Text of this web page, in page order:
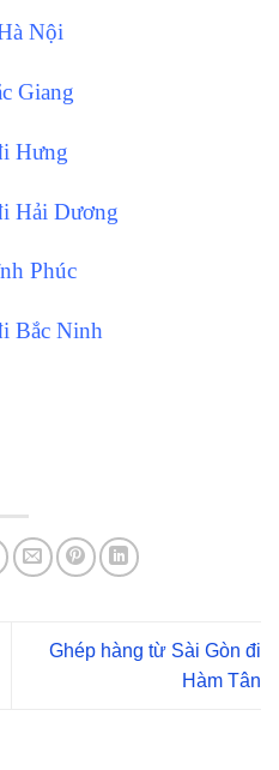
Nội
Giang
Hưng
Hải Dương
Phúc
Bắc Ninh
Ghép hàng từ Sài Gòn đi
Hàm Tân